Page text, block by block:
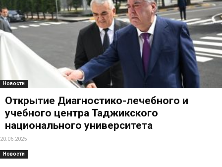
Новости
Открытие Диагностико-лечебного и
учебного центра Таджикского
национального университета
20.06.2025
Новости